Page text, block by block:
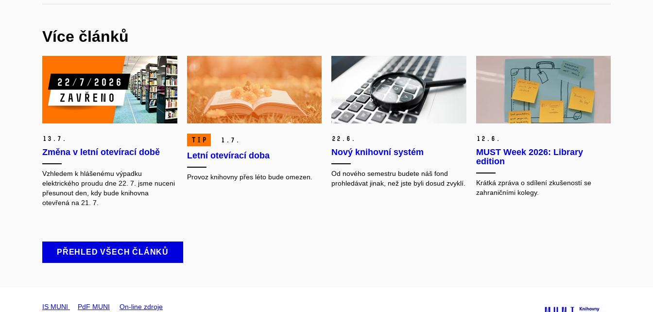
Více článků
13. 7.
Změna v letní otevírací době
Vzhledem k hlášenému výpadku
elektrického proudu dne 22. 7. jsme nuceni
přesunout den, kdy bude knihovna
otevřená na 21. 7.
TIP 1. 7.
Letní otevírací doba
Provoz knihovny přes léto bude omezen.
22. 6.
Nový knihovní systém
Od nového semestru budete náš fond
prohledávat jinak, než jste byli dosud zvyklí.
12. 6.
MUST Week 2026: Library
edition
Krátká zpráva o sdílení zkušeností se
zahraničními kolegy.
PŘEHLED VŠECH ČLÁNKŮ
IS MUNI PdF MUNI On-line zdroje